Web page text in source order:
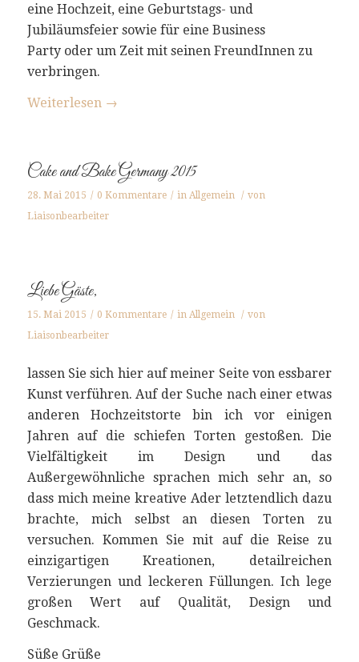
eine Hochzeit, eine Geburtstags- und
Jubiläumsfeier sowie für eine Business
Party oder um Zeit mit seinen FreundInnen zu
verbringen.
Weiterlesen→
Cake and Bake Germany 2015
28. Mai 2015 / 0 Kommentare / in Allgemein / von
Liaisonbearbeiter
Liebe Gäste,
15. Mai 2015 / 0 Kommentare / in Allgemein / von
Liaisonbearbeiter
lassen Sie sich hier auf meiner Seite von essbarer
Kunst verführen. Auf der Suche nach einer etwas
anderen Hochzeitstorte bin ich vor einigen
Jahren auf die schiefen Torten gestoßen. Die
Vielfältigkeit im Design und das
Außergewöhnliche sprachen mich sehr an, so
dass mich meine kreative Ader letztendlich dazu
brachte, mich selbst an diesen Torten zu
versuchen. Kommen Sie mit auf die Reise zu
einzigartigen Kreationen, detailreichen
Verzierungen und leckeren Füllungen. Ich lege
großen Wert auf Qualität, Design und
Geschmack.
Süße Grüße